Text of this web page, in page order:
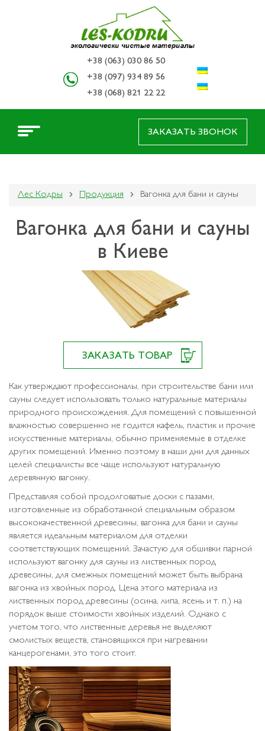
+38 (063) 030 86 50
+38 (097) 934 89 56
+38 (068) 821 22 22
ЗАКАЗАТЬ ЗВОНОК
Лес Кодры Продукция Вагонка для бани и сауны
Вагонка для бани и сауны
в Киеве
ЗАКАЗАТЬ ТОВАР
Как утверждают профессионалы, при строительстве бани или
сауны следует использовать только натуральные материалы
природного происхождения. Для помещений с повышенной
влажностью совершенно не годится кафель, пластик и прочие
искусственные материалы, обычно применяемые в отделке
других помещений. Именно поэтому в наши дни для данных
целей специалисты все чаще используют натуральную
деревянную вагонку.
Представляя собой продолговатые доски с пазами,
изготовленные из обработанной специальным образом
высококачественной древесины, вагонка для бани и сауны
является идеальным материалом для отделки
соответствующих помещений. Зачастую для обшивки парной
используют вагонку для сауны из лиственных пород
древесины, для смежных помещений может быть выбрана
вагонка из хвойных пород. Цена этого материала из
лиственных пород древесины (осина, липа, ясень и т. п.) на
порядок выше стоимости хвойных изделий. Однако с
учетом того, что лиственные деревья не выделяют
смолистых веществ, становящихся при нагревании
канцерогенами, это того стоит.